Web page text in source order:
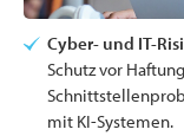
Cyber- und IT-
Schutz vor
mit KI-Systemen.